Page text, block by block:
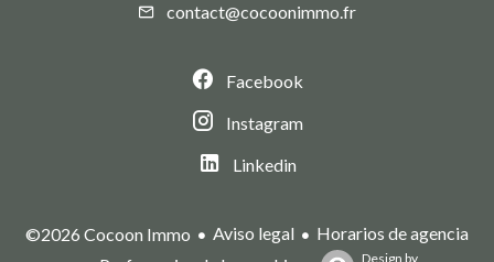
contact@cocoonimmo.fr
Facebook
Instagram
Linkedin
©2026 Cocoon Immo Aviso legal
Horarios de agencia
Design by